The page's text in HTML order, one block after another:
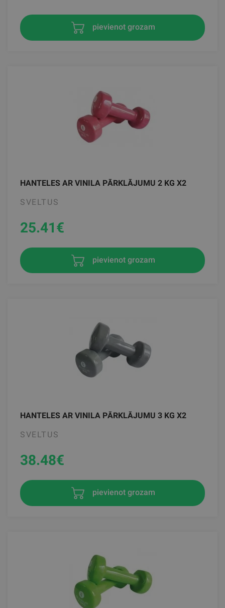
pievienot grozam
HANTELES AR VINILA PĀRKLĀJUMU 2 KG X2
SVELTUS
25.41€
pievienot grozam
HANTELES AR VINILA PĀRKLĀJUMU 3 KG X2
SVELTUS
38.48€
pievienot grozam